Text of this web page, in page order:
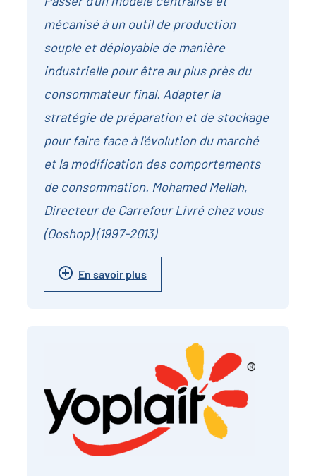
mécanisé à un outil de production
souple et déployable de manière
industrielle pour être au plus près du
consommateur final. Adapter la
stratégie de préparation et de stockage
pour faire face à l'évolution du marché
et la modification des comportements
de consommation. Mohamed Mellah,
Directeur de Carrefour Livré chez vous
(Ooshop) (1997-2013)
En savoir plus